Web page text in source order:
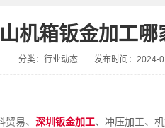
机箱钣金加工
分类：行业动态 发布时间：2024-
贸易、深圳钣金加工、冲压加工、